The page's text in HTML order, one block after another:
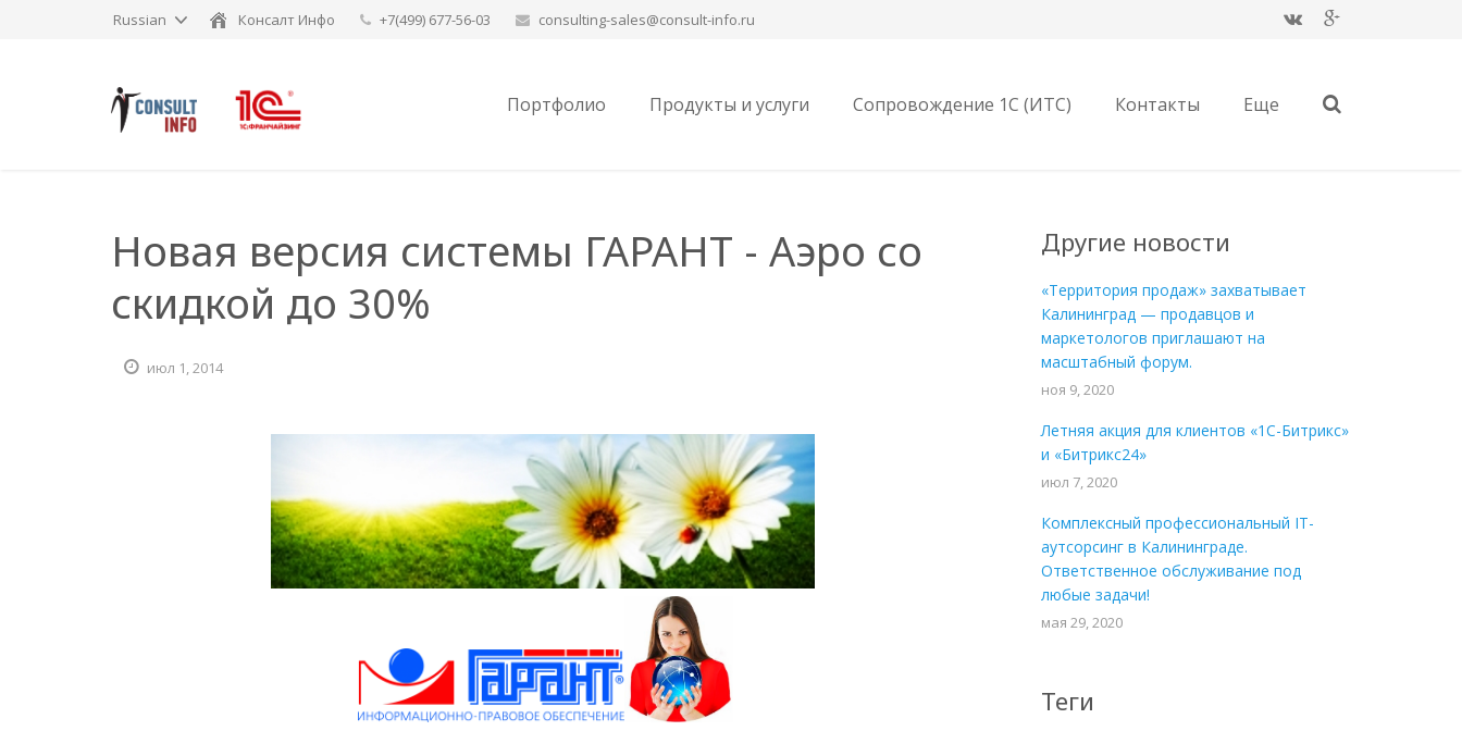
Консалт Инфо +7(499) 677-56-03 consulting-sales@consult-info.ru
Russian
Портфолио Продукты и услуги Сопровождение 1С (ИТС) Контакты Еще
Новая версия системы ГАРАНТ - Аэро со
скидкой до 30%
июл 1, 2014
Другие новости
«Территория продаж» захватывает
Калининград — продавцов и
маркетологов приглашают на
масштабный форум.
ноя 9, 2020
Летняя акция для клиентов «1С-Битрикс»
и «Битрикс24»
июл 7, 2020
Комплексный профессиональный IT-
аутсорсинг в Калининграде.
Ответственное обслуживание под
любые задачи!
мая 29, 2020
Теги